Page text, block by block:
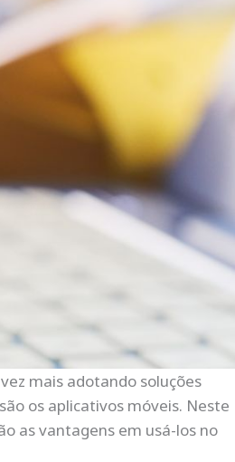
mais adotando soluções
os aplicativos móveis. Neste
as vantagens em usá-los no